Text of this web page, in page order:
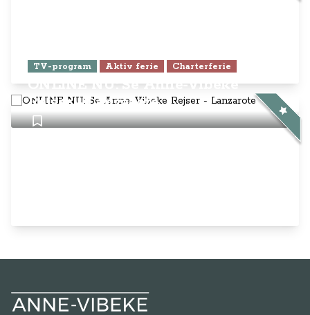
TV-program Aktiv ferie Charterferie
ONLINE NU: Se Anne-Vibeke
Rejser - Lanzarote